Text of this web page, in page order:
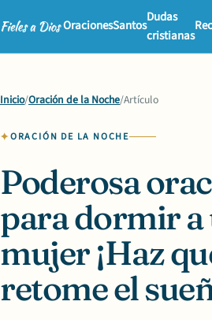
OracionesSantos
Dudas
cristianas
Inicio/Oración de la Noche/Artículo
ORACIÓN DE LA NOCHE
Poderosa
para dormir a
mujer ¡Haz
retome el